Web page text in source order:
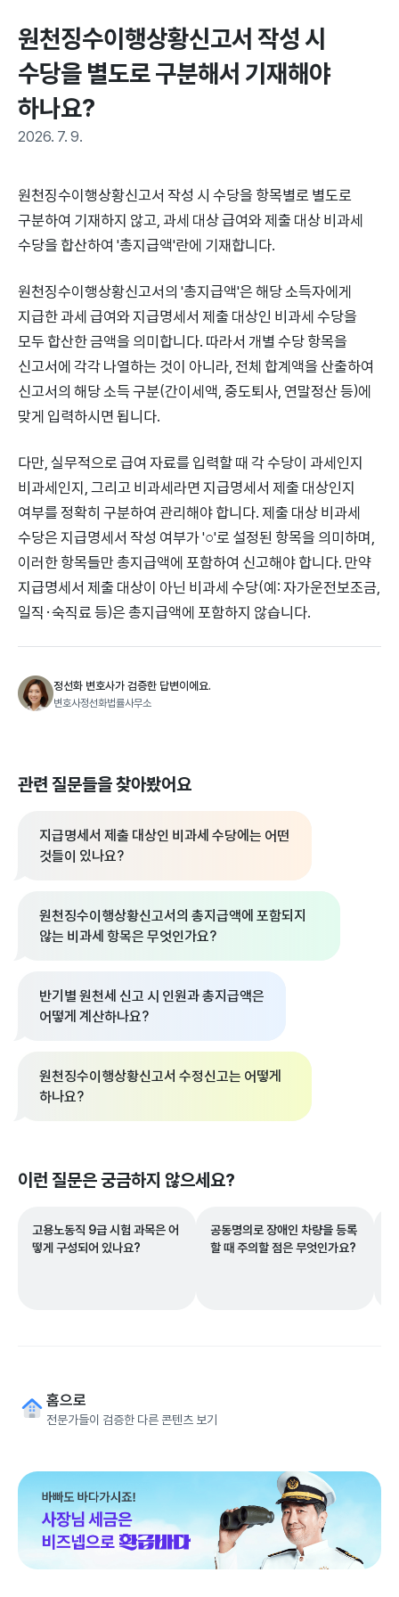
원천징수이행상황신고서 작성 시
수당을 별도로 구분해서 기재해야
하나요?
2026. 7. 9.
원천징수이행상황신고서 작성 시 수당을 항목별로 별도로
구분하여 기재하지 않고, 과세 대상 급여와 제출 대상 비과세
수당을 합산하여 '총지급액'란에 기재합니다.
원천징수이행상황신고서의 '총지급액'은 해당 소득자에게
지급한 과세 급여와 지급명세서 제출 대상인 비과세 수당을
모두 합산한 금액을 의미합니다. 따라서 개별 수당 항목을
신고서에 각각 나열하는 것이 아니라, 전체 합계액을 산출하여
신고서의 해당 소득 구분(간이세액, 중도퇴사, 연말정산 등)에
맞게 입력하시면 됩니다.
다만, 실무적으로 급여 자료를 입력할 때 각 수당이 과세인지
비과세인지, 그리고 비과세라면 지급명세서 제출 대상인지
여부를 정확히 구분하여 관리해야 합니다. 제출 대상 비과세
수당은 지급명세서 작성 여부가 '○'로 설정된 항목을 의미하며,
이러한 항목들만 총지급액에 포함하여 신고해야 합니다. 만약
지급명세서 제출 대상이 아닌 비과세 수당(예: 자가운전보조금,
일직·숙직료 등)은 총지급액에 포함하지 않습니다.
정선화 변호사가 검증한 답변이에요.
변호사정선화법률사무소
관련 질문들을 찾아봤어요
지급명세서 제출 대상인 비과세 수당에는 어떤
것들이 있나요?
원천징수이행상황신고서의 총지급액에 포함되지
않는 비과세 항목은 무엇인가요?
반기별 원천세 신고 시 인원과 총지급액은
어떻게 계산하나요?
원천징수이행상황신고서 수정신고는 어떻게
하나요?
이런 질문은 궁금하지 않으세요?
고용노동직 9급 시험 과목은 어
떻게 구성되어 있나요?
공동명의로 장애인 차량을 등록
할 때 주의할 점은 무엇인가요?
홈으로
전문가들이 검증한 다른 콘텐츠 보기